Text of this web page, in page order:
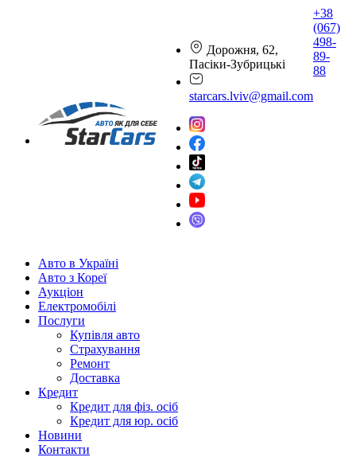
Дорожня, 62,
Пасіки-Зубрицькі
starcars.lviv@gmail.com
+38
(067)
498-
89-
88
Авто в Україні
Авто з Кореї
Аукціон
Електромобілі
Послуги
Купівля авто
Страхування
Ремонт
Доставка
Кредит
Кредит для фіз. осіб
Кредит для юр. осіб
Новини
Контакти